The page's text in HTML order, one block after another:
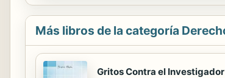
Más libros de la categoría
Gritos Contra el